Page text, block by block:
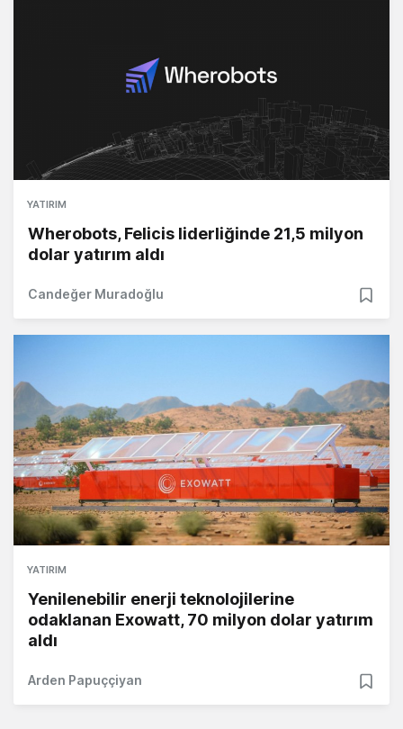
YATIRIM
Wherobots, Felicis liderliğinde 21,5 milyon
dolar yatırım aldı
Candeğer Muradoğlu
YATIRIM
Yenilenebilir enerji teknolojilerine
odaklanan Exowatt, 70 milyon dolar yatırım
aldı
Arden Papuççiyan